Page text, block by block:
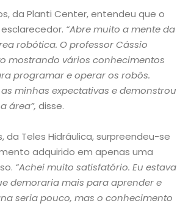
da Planti Center, entendeu que o
“Abre muito a mente da
robótica. O professor Cássio
mostrando vários conhecimentos
programar e operar os robôs.
minhas expectativas e demonstrou
área”, disse.
da Teles Hidráulica, surpreendeu-se
adquirido em apenas uma
“Achei muito satisfatório. Eu estava
demoraria mais para aprender e
seria pouco, mas o conhecimento